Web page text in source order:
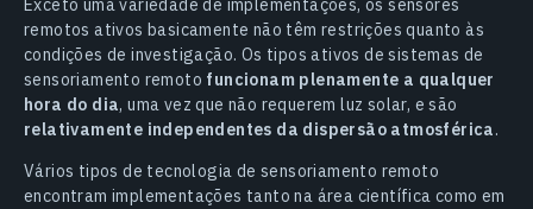
remotos ativos basicamente não têm restrições quanto às
condições de investigação. Os tipos ativos de sistemas de
sensoriamento remoto funcionam plenamente a qualquer
hora do dia, uma vez que não requerem luz solar, e são
relativamente independentes da dispersão atmosférica.
Vários tipos de tecnologia de sensoriamento remoto
encontram implementações tanto na área científica como em